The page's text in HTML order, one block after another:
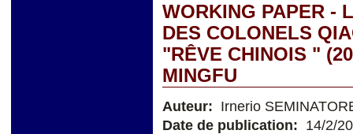
WORKING PAPER -
DES COLONELS
"RÊVE CHINOIS "
MINGFU
Auteur: Irnerio
Date de publication: 14/2/